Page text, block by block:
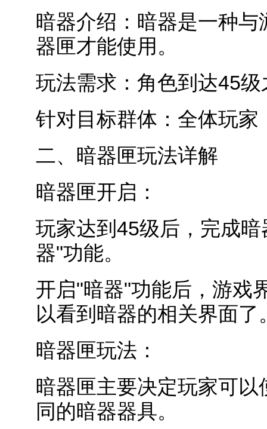
暗器介绍：暗器是一种
器匣才能使用。
玩法需求：角色到达45
针对目标群体：全体玩
二、暗器匣玩法详解
暗器匣开启：
玩家达到45级后，完成
器"功能。
开启"暗器"功能后，游戏
以看到暗器的相关界面了
暗器匣玩法：
暗器匣主要决定玩家可
同的暗器器具。